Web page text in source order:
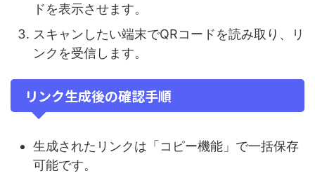
ドを表示させます。
スキャンしたい端末でQRコードを読み取り、リ
ンクを受信します。
リンク生成後の確認手順
生成されたリンクは「コピー機能」で一括保存
可能です。